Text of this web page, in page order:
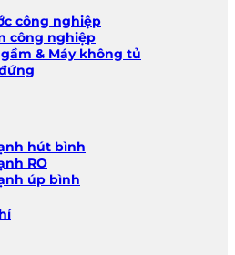
công nghiệp
công nghiệp
& Máy không tủ
hút bình
RO
úp bình